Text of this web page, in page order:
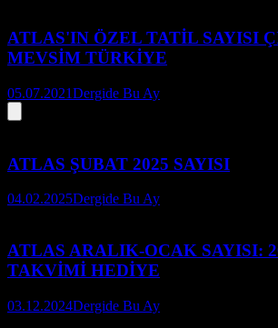
ATLAS'IN ÖZEL TATİL SAYISI
MEVSİM TÜRKİYE
05.07.2021Dergide Bu Ay
ATLAS ŞUBAT 2025 SAYISI
04.02.2025Dergide Bu Ay
ATLAS ARALIK-OCAK SAYISI:
TAKVİMİ HEDİYE
03.12.2024Dergide Bu Ay